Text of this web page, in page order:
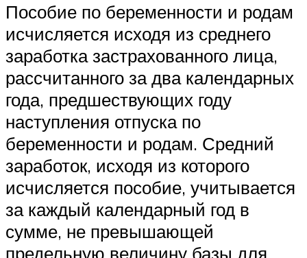
Пособие по беременности и родам
исчисляется исходя из среднего
заработка застрахованного лица,
рассчитанного за два календарных
года, предшествующих году
наступления отпуска по
беременности и родам. Средний
заработок, исходя из которого
исчисляется пособие, учитывается
за каждый календарный год в
сумме, не превышающей
предельную величину базы для